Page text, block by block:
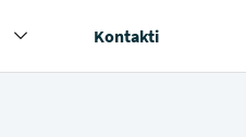
Kontakti